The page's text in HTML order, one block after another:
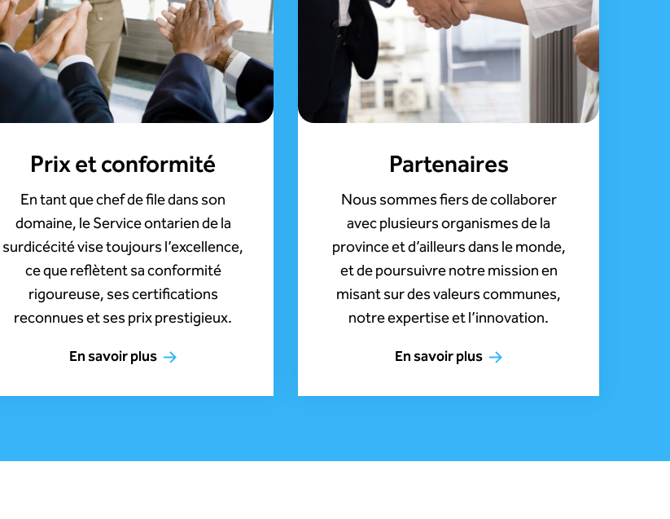
Prix et conformité
En tant que chef de file dans son
domaine, le Service ontarien de la
surdicécité vise toujours l’excellence,
ce que reflètent sa conformité
rigoureuse, ses certifications
reconnues et ses prix prestigieux.
En savoir plus
Partenaires
Nous sommes fiers de collaborer
avec plusieurs organismes de la
province et d’ailleurs dans le monde,
et de poursuivre notre mission en
misant sur des valeurs communes,
notre expertise et l’innovation.
En savoir plus